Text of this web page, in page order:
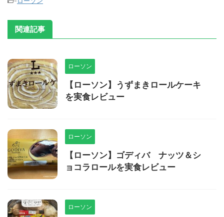
関連記事
ローソン
【ローソン】うずまきロールケーキ
を実食レビュー
ローソン
【ローソン】ゴディバ ナッツ＆シ
ョコラロールを実食レビュー
ローソン